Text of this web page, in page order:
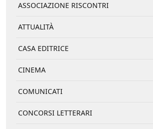
ASSOCIAZIONE RISCONTRI
ATTUALITÀ
CASA EDITRICE
CINEMA
COMUNICATI
CONCORSI LETTERARI